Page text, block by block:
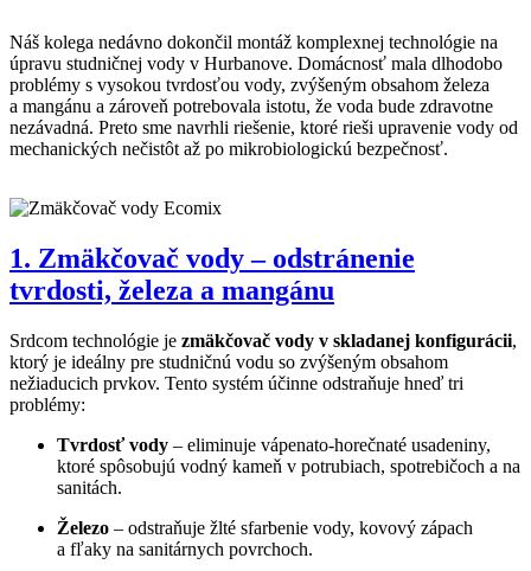
Náš kolega nedávno dokončil montáž komplexnej technológie na
úpravu studničnej vody v Hurbanove. Domácnosť mala dlhodobo
problémy s vysokou tvrdosťou vody, zvýšeným obsahom železa
a mangánu a zároveň potrebovala istotu, že voda bude zdravotne
nezávadná. Preto sme navrhli riešenie, ktoré rieši upravenie vody od
mechanických nečistôt až po mikrobiologickú bezpečnosť.
1. Zmäkčovač vody – odstránenie
tvrdosti, železa a mangánu
Srdcom technológie je zmäkčovač vody v skladanej konfigurácii,
ktorý je ideálny pre studničnú vodu so zvýšeným obsahom
nežiaducich prvkov. Tento systém účinne odstraňuje hneď tri
problémy:
Tvrdosť vody – eliminuje vápenato-horečnaté usadeniny,
ktoré spôsobujú vodný kameň v potrubiach, spotrebičoch a na
sanitách.
Železo – odstraňuje žlté sfarbenie vody, kovový zápach
a fľaky na sanitárnych povrchoch.